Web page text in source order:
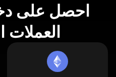
احصل على
العملات